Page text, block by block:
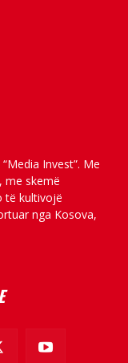
Invest”. Me
me skemë
të kultivojë
nga Kosova,